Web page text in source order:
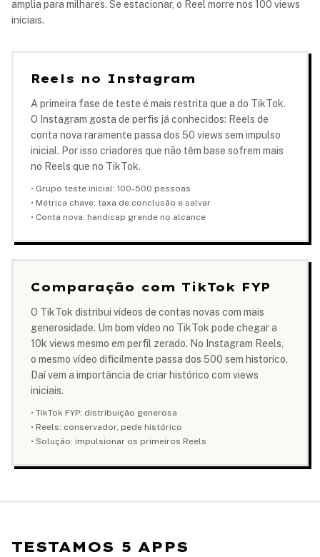
amplia para milhares. Se estacionar, o Reel morre nos 100 views
iniciais.
Reels no Instagram
A primeira fase de teste é mais restrita que a do TikTok.
O Instagram gosta de perfis já conhecidos: Reels de
conta nova raramente passa dos 50 views sem impulso
inicial. Por isso criadores que não têm base sofrem mais
no Reels que no TikTok.
• Grupo teste inicial: 100-500 pessoas
• Métrica chave: taxa de conclusão e salvar
• Conta nova: handicap grande no alcance
Comparação com TikTok FYP
O TikTok distribui vídeos de contas novas com mais
generosidade. Um bom vídeo no TikTok pode chegar a
10k views mesmo em perfil zerado. No Instagram Reels,
o mesmo vídeo dificilmente passa dos 500 sem historico.
Daí vem a importância de criar histórico com views
iniciais.
• TikTok FYP: distribuição generosa
• Reels: conservador, pede histórico
• Solução: impulsionar os primeiros Reels
TESTAMOS 5 APPS